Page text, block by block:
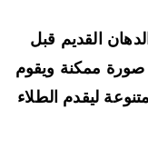
القديم قبل
ممكنة ويقوم
ليقدم الطلاء